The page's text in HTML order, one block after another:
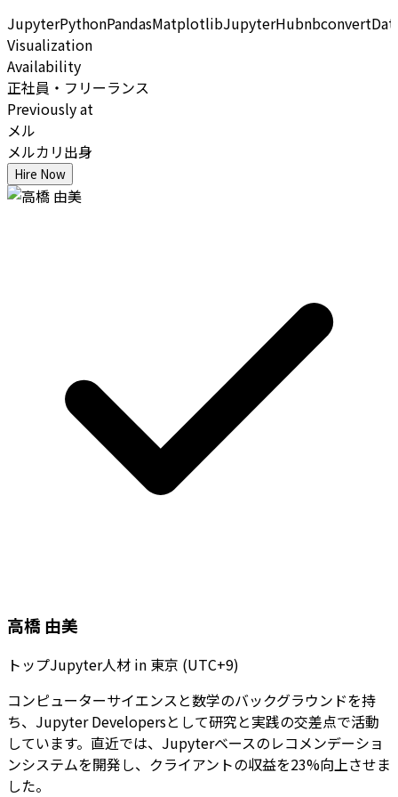
JupyterPythonPandasMatplotlibJupyterHubnbconvert
Visualization
Availability
正社員・フリーランス
Previously at
メル
メルカリ出身
Hire Now
高橋 由美
トップJupyter人材 in 東京 (UTC+9)
コンピューターサイエンスと数学のバックグラウンドを持
ち、Jupyter Developersとして研究と実践の交差点で活動
しています。直近では、Jupyterベースのレコメンデーショ
ンシステムを開発し、クライアントの収益を23%向上させま
した。